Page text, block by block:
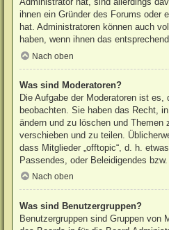
ihnen ein Gründer des Forums oder
hat. Administratoren können auch
haben, wenn ihnen das
Nach oben
Was sind Moderatoren?
Die Aufgabe der Moderatoren ist
beobachten. Sie haben das Recht,
ändern und zu löschen und
verschieben und zu teilen.
dass Mitglieder „offtopic“, d. h.
Passendes, oder Beleidigendes
Nach oben
Was sind Benutzergruppen?
Benutzergruppen sind Gruppen von